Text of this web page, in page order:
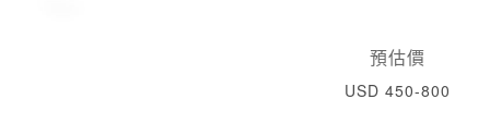
預估價
USD 450-800